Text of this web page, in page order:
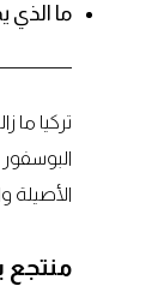
ما الذي
تركيا ما
البوسفور
الأصيلة
منتجع